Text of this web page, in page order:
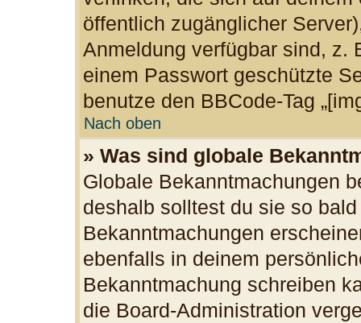
öffentlich zugänglicher
Anmeldung verfügbar sind, z.
einem Passwort geschützte
benutze den BBCode-Tag
Nach oben
» Was sind globale
Globale Bekanntmachungen
deshalb solltest du sie so
Bekanntmachungen
ebenfalls in deinem
Bekanntmachung schreiben
die Board-Administration